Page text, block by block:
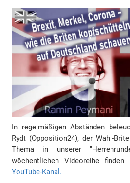
In regelmäßigen Abständen
Rydt (Opposition24), der Wahl-
Thema in unserer
wöchentlichen Videoreihe
YouTube-Kanal.